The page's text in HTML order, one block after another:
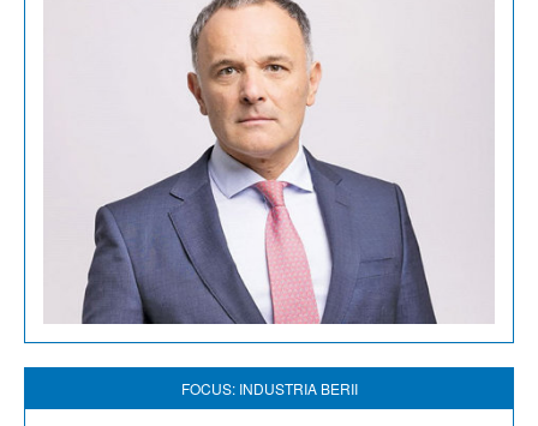
FOCUS: INDUSTRIA BERII